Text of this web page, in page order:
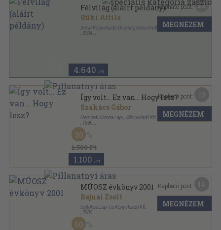
Félvilág (aláírt példány)
Büki Attila
Xénia Könyvkiadó-Örökség Könyvműhely
2004
4.640 ,-Ft
Kapható pont: 23
MEGNÉZEM
Így volt... Ez van... Hogy lesz?
Szakács Gábor
Nemzeti Korona Lap-, Könyvkiadó Kft.
1996
Ragasztott papírkötés
1.580 Ft
30
1.100 ,-Ft
Kapható pont:
MEGNÉZEM
MÚOSZ évkönyv 2001
Bajnai Zsolt
Sajtóház Lap- és Könyvkiadó Kft.
2000
Ragasztott papírkötés
MÚOSZ Évkönyv sorozat
50
Kapható pont:
MEGNÉZEM